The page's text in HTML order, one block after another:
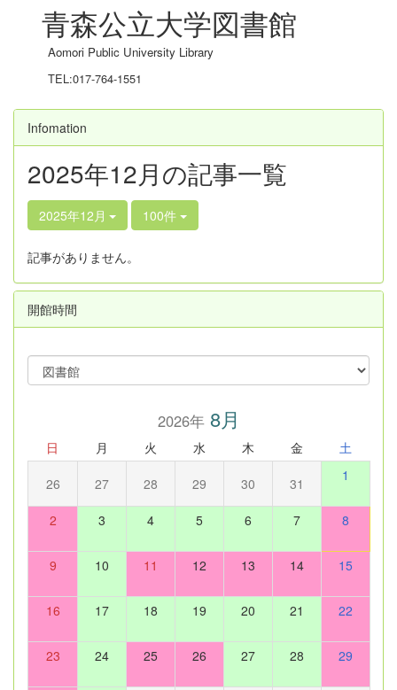
青森公立大学図書館
Aomori Public University Library
TEL:017-764-1551
Infomation
2025年12月の記事一覧
2025年12月 100件
記事がありません。
開館時間
2026年8月
日 月 火 水 木 金 土
26 27 28 29 30 31 1
2 3 4 5 6 7 8
9 10 11 12 13 14 15
16 17 18 19 20 21 22
23 24 25 26 27 28 29